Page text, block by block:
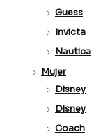
Guess
Invicta
Nautica
Mujer
Disney
Disney
Coach